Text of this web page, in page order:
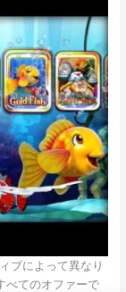
ブによって異なり
べてのオファーで